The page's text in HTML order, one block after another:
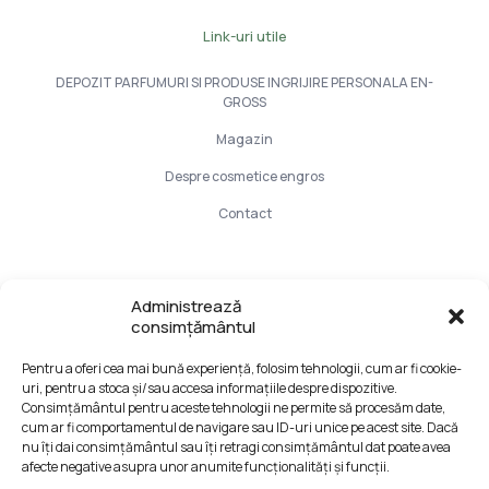
Administrează
consimțământul
Pentru a oferi cea mai bună experiență, folosim tehnologii, cum ar fi cookie-
uri, pentru a stoca și/sau accesa informațiile despre dispozitive.
Consimțământul pentru aceste tehnologii ne permite să procesăm date,
cum ar fi comportamentul de navigare sau ID-uri unice pe acest site. Dacă
nu îți dai consimțământul sau îți retragi consimțământul dat poate avea
afecte negative asupra unor anumite funcționalități și funcții.
Link-uri utile
DEPOZIT PARFUMURI SI PRODUSE INGRIJIRE PERSONALA EN-
GROSS
Magazin
Despre cosmetice engros
Contact
LIVRARE SI PLATA
CONFIDENTIALITATE DATELOR
TERMENI SI CONDITII
Formular retur